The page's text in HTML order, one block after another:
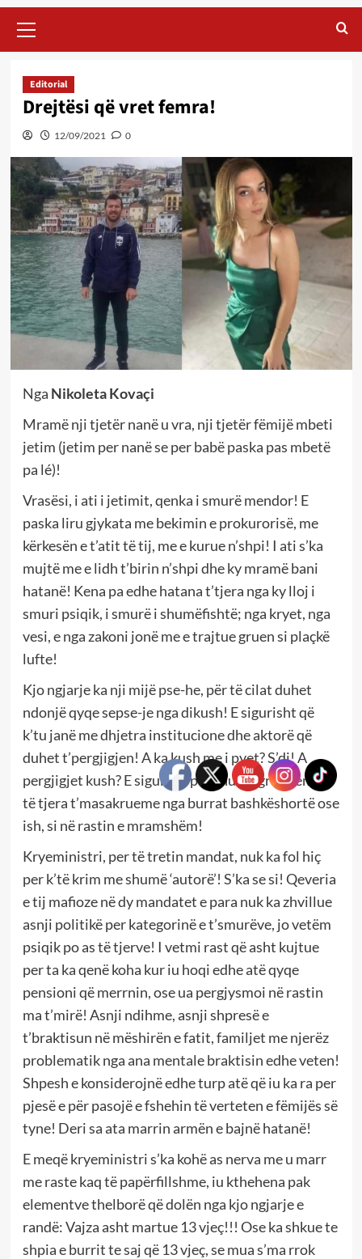
Menu
Editorial
Drejtësi që vret femra!
12/09/2021 0
Nga Nikoleta Kovaçi
Mramë nji tjetër nanë u vra, nji tjetër fëmijë mbeti
jetim (jetim per nanë se per babë paska pas mbetë
pa lé)!
Vrasësi, i ati i jetimit, qenka i smurë mendor! E
paska liru gjykata me bekimin e prokurorisë, me
kërkesën e t’atit të tij, me e kurue n’shpi! I ati s’ka
mujtë me e lidh t’birin n’shpi dhe ky mramë bani
hatanë! Kena pa edhe hatana t’tjera nga ky lloj i
smuri psiqik, i smurë i shumëfishtë; nga kryet, nga
vesi, e nga zakoni jonë me e trajtue gruen si plaçkë
lufte!
Kjo ngjarje ka nji mijë pse-he, për të cilat duhet
ndonjë qyqe sepse-je nga dikush! E sigurisht që
k’tu janë me dhjetra institucione dhe aktorë që
duhet t’pergjigjen! A ka kush me i pyet? S’di! A
pergjigjet kush? E sigurt, si per shumë gra e femna
të tjera t’masakrueme nga burrat bashkëshortë ose
ish, si në rastin e mramshëm!
Kryeministri, per të tretin mandat, nuk ka fol hiç
per k’të krim me shumë ‘autorë’! S’ka se si! Qeveria
e tij mafioze në dy mandatet e para nuk ka zhvillue
asnji politikë per kategorinë e t’smurëve, jo vetëm
psiqik po as të tjerve! I vetmi rast që asht kujtue
per ta ka qenë koha kur iu hoqi edhe atë qyqe
pensioni që merrnin, ose ua pergjysmoi në rastin
ma t’mirë! Asnji ndihme, asnji shpresë e
t’braktisun në mëshirën e fatit, familjet me njerëz
problematik nga ana mentale braktisin edhe veten!
Shpesh e konsiderojnë edhe turp atë që iu ka ra per
pjesë e për pasojë e fshehin të verteten e fëmijës së
tyne! Deri sa ata marrin armën e bajnë hatanë!
E meqë kryeministri s’ka kohë as nerva me u marr
me raste kaq të papërfillshme, iu kthehena pak
elementve thelborë që dolën nga kjo ngjarje e
randë: Vajza asht martue 13 vjeç!!! Ose ka shkue te
shpia e burrit te saj që 13 vjeç, se mua s’ma rrok